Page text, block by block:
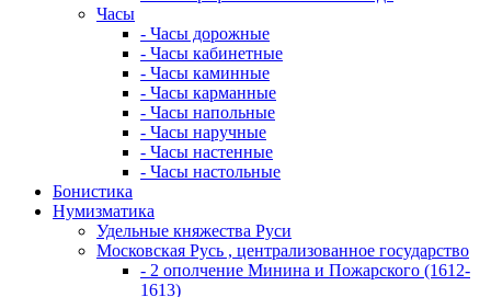
Часы
- Часы дорожные
- Часы кабинетные
- Часы каминные
- Часы карманные
- Часы напольные
- Часы наручные
- Часы настенные
- Часы настольные
Бонистика
Нумизматика
Удельные княжества Руси
Московская Русь , централизованное государство
- 2 ополчение Минина и Пожарского (1612-
1613)